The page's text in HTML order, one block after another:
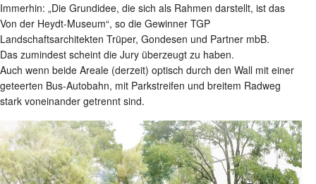
Immerhin: „Die Grundidee, die sich als Rahmen darstellt, ist das
Von der Heydt-Museum“, so die Gewinner TGP
Landschaftsarchitekten Trüper, Gondesen und Partner mbB.
Das zumindest scheint die Jury überzeugt zu haben.
Auch wenn beide Areale (derzeit) optisch durch den Wall mit einer
geteerten Bus-Autobahn, mit Parkstreifen und breitem Radweg
stark voneinander getrennt sind.